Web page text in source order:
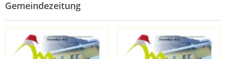
Gemeindezeitung